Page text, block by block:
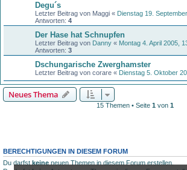
Degu´s
Letzter Beitrag von Maggi « Dienstag 19.
Antworten: 4
Der Hase hat Schnupfen
Letzter Beitrag von Danny « Montag 4. April 2005,
Antworten: 3
Dschungarische Zwerghamster
Letzter Beitrag von corare « Dienstag 5. Oktober
Neues Thema
15 Themen • Seite 1 von 1
BERECHTIGUNGEN IN DIESEM FORUM
Du darfst keine neuen Themen in diesem Forum erstellen.